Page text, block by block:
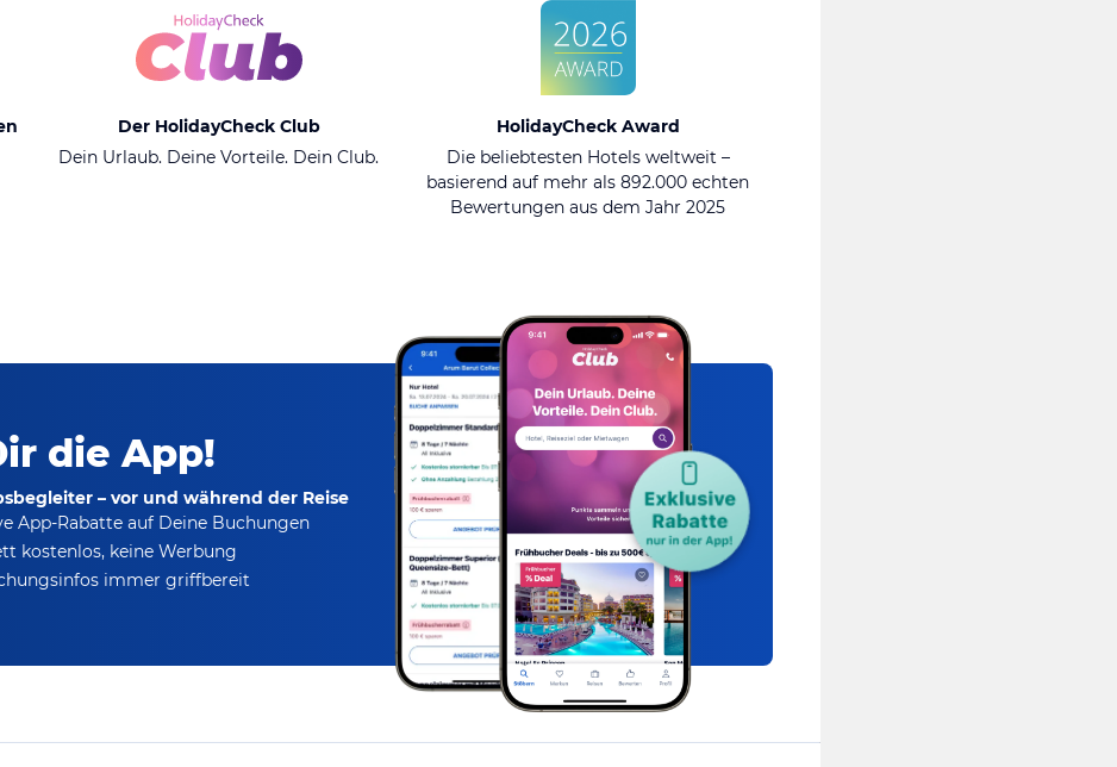
Der HolidayCheck Club
Dein Urlaub. Deine Vorteile. Dein Club.
HolidayCheck Award
Die beliebtesten Hotels weltweit –
basierend auf mehr als 892.000 echten
Bewertungen aus dem Jahr 2025
die App!
– vor und während der Reise
App-Rabatteauf Deine Buchungen
kostenlos, keine Werbung
immer griffbereit